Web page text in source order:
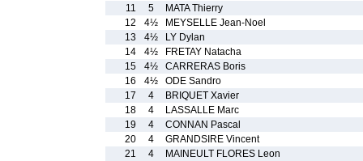
11
5
MATA Thierry
12
4½
MEYSELLE Jean-Noel
13
4½
LY Dylan
14
4½
FRETAY Natacha
15
4½
CARRERAS Boris
16
4½
ODE Sandro
17
4
BRIQUET Xavier
18
4
LASSALLE Marc
19
4
CONNAN Pascal
20
4
GRANDSIRE Vincent
21
4
MAINEULT FLORES Leon